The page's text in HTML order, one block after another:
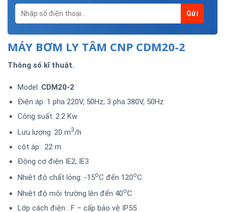
MÁY BƠM LY TÂM CNP CDM20-2
Thông số kĩ thuật.
Model: CDM20-2
Điện áp: 1 pha 220V, 50Hz; 3 pha 380V, 50Hz
Công suất: 2.2 Kw
Lưu lượng: 20 m3/h
cột áp: 22 m
Động cơ điện IE2, IE3
Nhiệt độ chất lỏng: -15oC đến 120oC
Nhiệt độ môi trường lên đến 40oC
Lớp cách điện : F – cấp bảo vệ IP55